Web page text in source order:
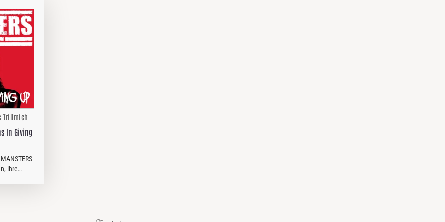
Trillmich
In Giving
ihre